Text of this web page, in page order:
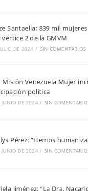
Santaella: 839 mil
vértice 2 de la GMVM
DE 2024 / SIN COMENTARIOS
Misión Venezuela Mujer
política
JUNIO DE 2024 / SIN
Pérez: “Hemos
JUNIO DE 2024 / SIN
Jiménez: “La Dra.